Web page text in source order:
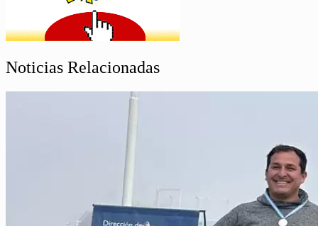
Noticias Relacionadas